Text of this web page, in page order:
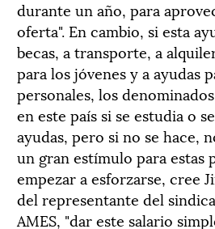
durante un año, para
oferta". En cambio, si esta
becas, a transporte, a
para los jóvenes y a ayudas
personales, los
en este país si se estudia o
ayudas, pero si no se hace,
un gran estímulo para estas
empezar a esforzarse, cree
del representante del
AMES, "dar este salario